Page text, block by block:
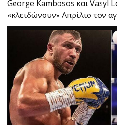
George Kambosos και Vasyl
«κλειδώνουν» Απρίλιο τον